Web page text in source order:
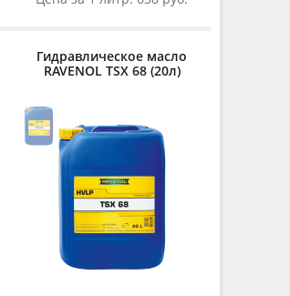
Гидравлическое масло
RAVENOL TSX 68 (20л)